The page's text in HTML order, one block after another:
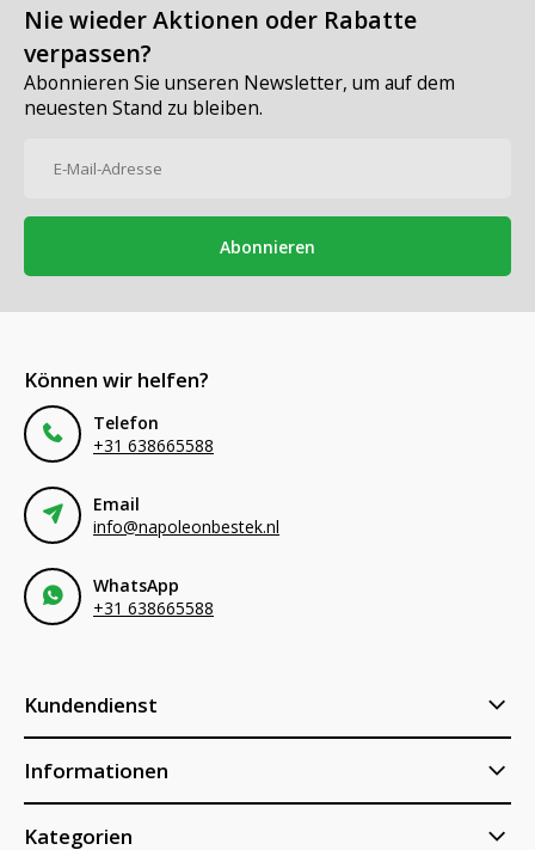
Nie wieder Aktionen oder Rabatte
verpassen?
Abonnieren Sie unseren Newsletter, um auf dem
neuesten Stand zu bleiben.
Abonnieren
Können wir helfen?
Telefon
+31 638665588
Email
info@napoleonbestek.nl
WhatsApp
+31 638665588
Kundendienst
Informationen
Kategorien